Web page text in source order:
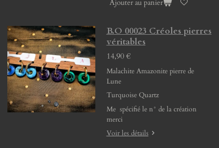
Ajouter au panier
B.O 00023 Créoles pierres
véritables
14,90 €
Malachite Amazonite pierre de
Lune
Turquoise Quartz
Me spécifié le n° de la création
merci
Voir les détails